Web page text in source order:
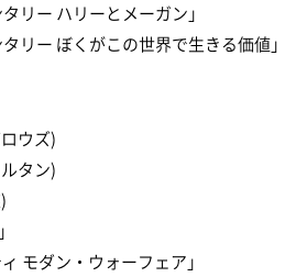
リー ハリーとメーガン」
リー ぼくがこの世界で生きる価値」
ウズ)
タン)
モダン・ウォーフェア」